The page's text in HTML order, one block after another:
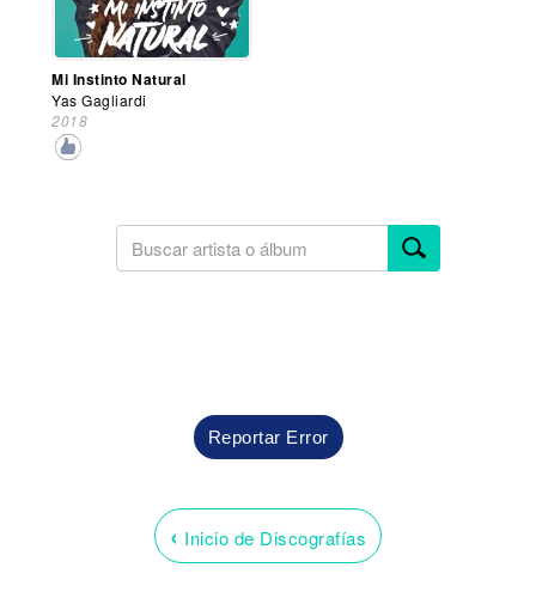
Mi Instinto Natural
Yas Gagliardi
2018
Reportar Error
‹ Inicio de Discografías